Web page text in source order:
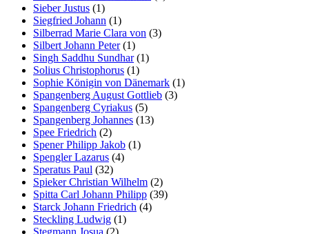
Sieber Justus (1)
Siegfried Johann (1)
Silberrad Marie Clara von (3)
Silbert Johann Peter(1)
Singh Saddhu Sundhar(1)
Solius Christophorus (1)
Sophie Königin von Dänemark (1)
Spangenberg August Gottlieb (3)
Spangenberg Cyriakus (5)
Spangenberg Johannes (13)
Spee Friedrich (2)
Spener Philipp Jakob (1)
Spengler Lazarus (4)
Speratus Paul (32)
Spieker Christian Wilhelm (2)
Spitta Carl Johann Philipp (39)
Starck Johann Friedrich (4)
Steckling Ludwig (1)
Stegmann Josua (2)